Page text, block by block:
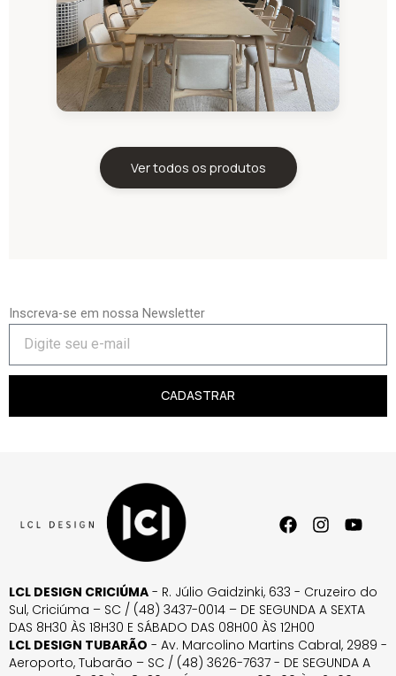
Ver todos os produtos
Inscreva-se em nossa Newsletter
CADASTRAR
LCL DESIGN CRICIÚMA - R. Júlio Gaidzinki, 633 - Cruzeiro do
Sul, Criciúma – SC / (48) 3437-0014 – DE SEGUNDA A SEXTA
DAS 8H30 ÀS 18H30 E SÁBADO DAS 08H00 ÀS 12H00
LCL DESIGN TUBARÃO - Av. Marcolino Martins Cabral, 2989 -
Aeroporto, Tubarão – SC / (48) 3626-7637 - DE SEGUNDA A